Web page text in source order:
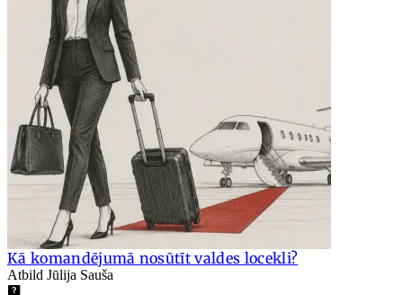
Kā komandējumā nosūtīt valdes locekli?
Atbild Jūlija Sauša